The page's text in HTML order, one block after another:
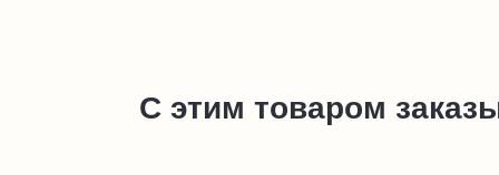
С этим товаром